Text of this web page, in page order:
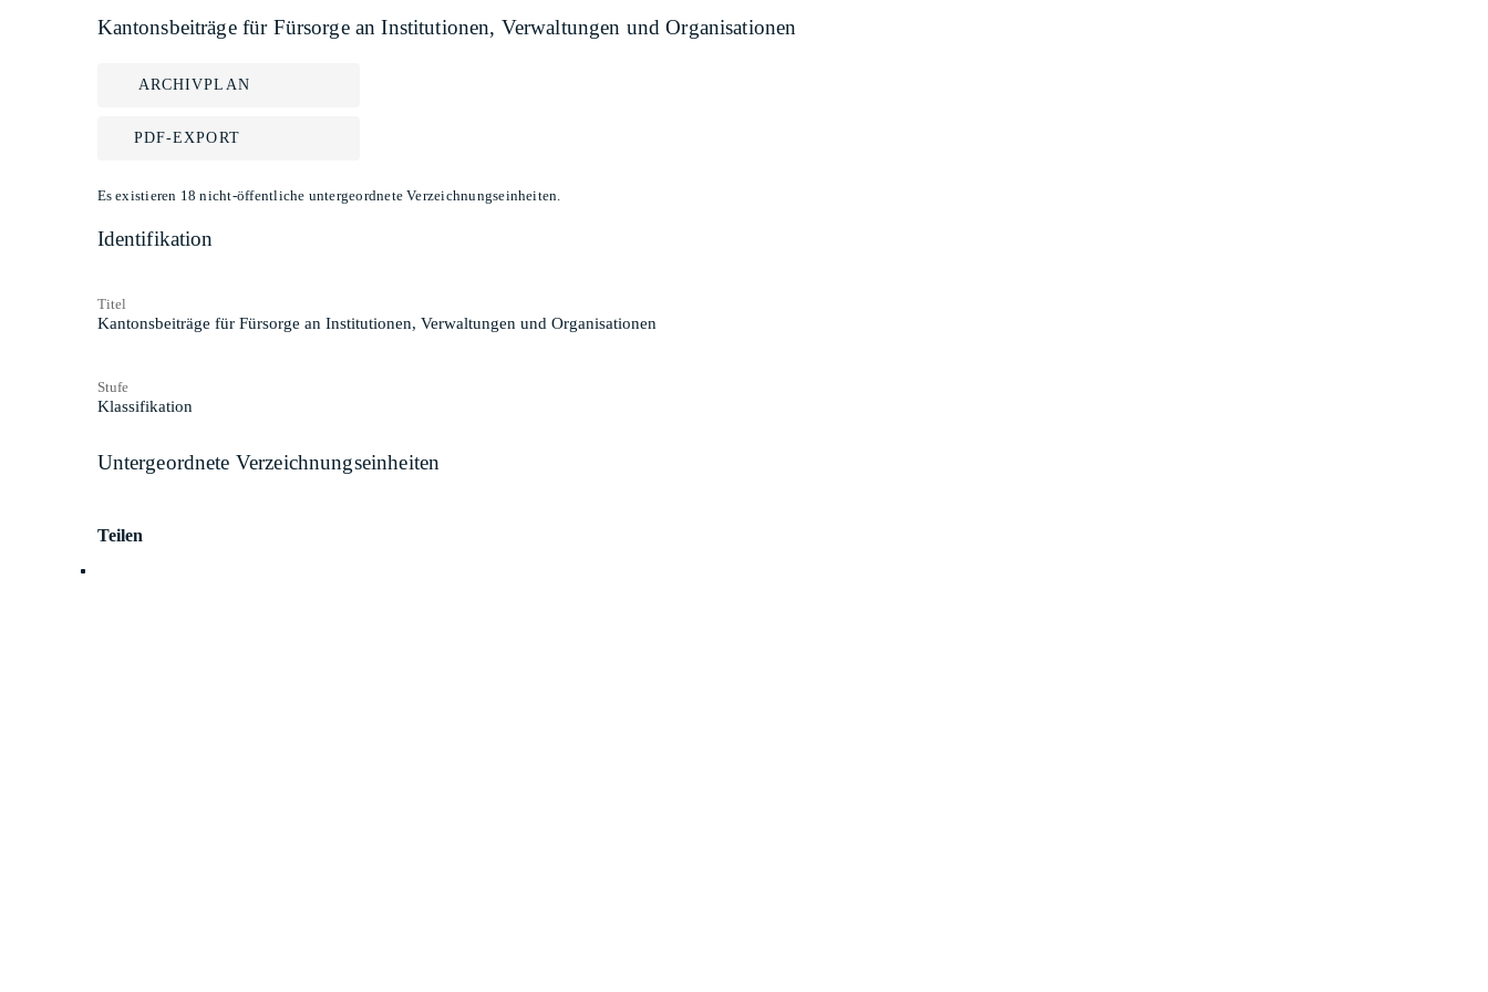
Kantonsbeiträge für Fürsorge an Institutionen, Verwaltungen und Organisationen
ARCHIVPLAN
PDF-EXPORT
Es existieren 18 nicht-öffentliche untergeordnete Verzeichnungseinheiten.
Identifikation
Titel
Kantonsbeiträge für Fürsorge an Institutionen, Verwaltungen und Organisationen
Stufe
Klassifikation
Untergeordnete Verzeichnungseinheiten
Teilen